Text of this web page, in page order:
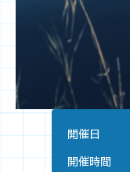
開催日
開催時間